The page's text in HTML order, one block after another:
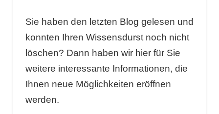
Sie haben den letzten Blog gelesen und
konnten Ihren Wissensdurst noch nicht
löschen? Dann haben wir hier für Sie
weitere interessante Informationen, die
Ihnen neue Möglichkeiten eröffnen
werden.